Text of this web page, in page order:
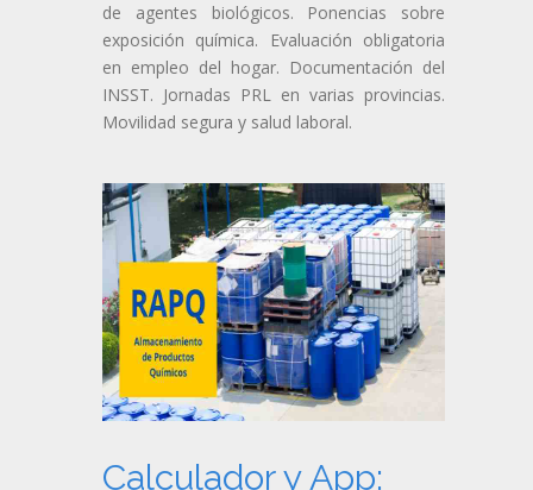
de agentes biológicos. Ponencias sobre
exposición química. Evaluación obligatoria
en empleo del hogar. Documentación del
INSST. Jornadas PRL en varias provincias.
Movilidad segura y salud laboral.
Calculador y App: